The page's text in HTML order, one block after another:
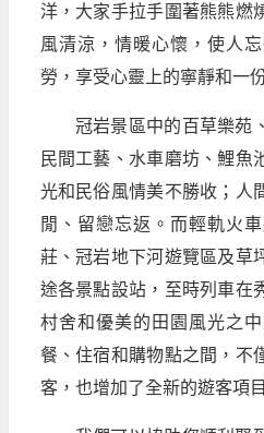
洋，大家手拉手圍著熊熊燃
風清涼，情暖心懷，使人
勞，享受心靈上的寧靜和一
冠岩景區中的百草樂苑
民間工藝、水車磨坊、鯉魚
光和民俗風情美不勝收；人
閒、留戀忘返。而輕軌火
莊、冠岩地下河遊覽區及草
途各景點設站，至時列車在
村舍和優美的田園風光之
餐、住宿和購物點之間，不
客，也增加了全新的遊客項